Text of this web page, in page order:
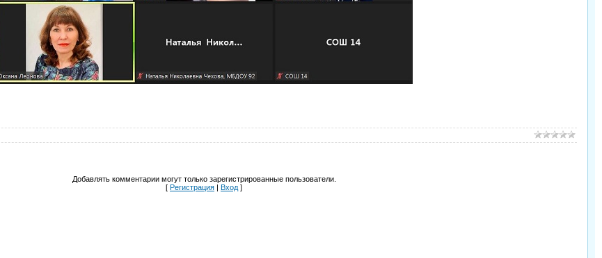
Добавлять комментарии могут только зарегистрированные пользователи.
[ Регистрация | Вход ]